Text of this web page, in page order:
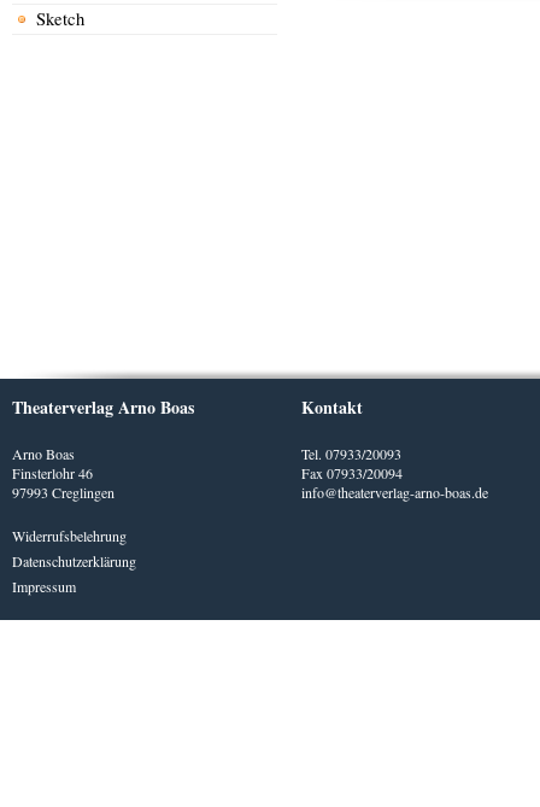
Sketch
Theaterverlag Arno Boas
Arno Boas
Finsterlohr 46
97993 Creglingen
Widerrufsbelehrung
Datenschutzerklärung
Impressum
Kontakt
Tel. 07933/20093
Fax 07933/20094
info@theaterverlag-arno-boas.de